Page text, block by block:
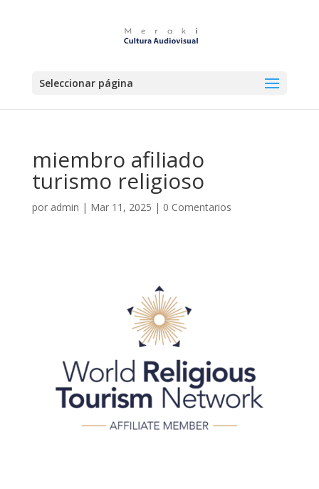
Seleccionar página
miembro afiliado
turismo religioso
por admin | Mar 11, 2025 | 0 Comentarios